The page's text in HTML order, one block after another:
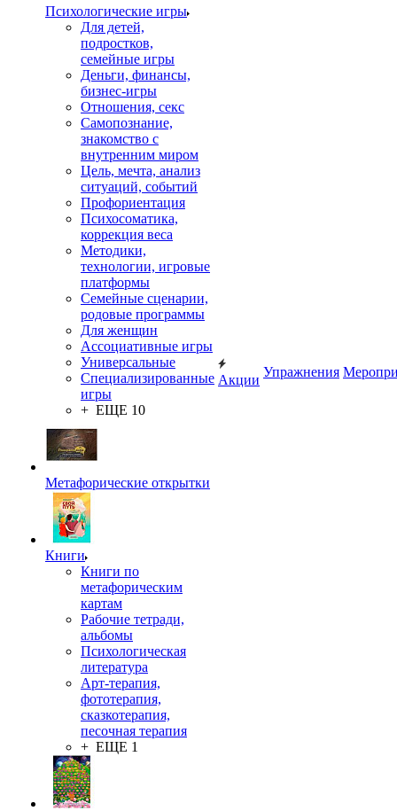
Психологические игры
Для детей,
подростков,
семейные игры
Деньги, финансы,
бизнес-игры
Отношения, секс
Самопознание,
знакомство с
внутренним миром
Цель, мечта, анализ
ситуаций, событий
Профориентация
Психосоматика,
коррекция веса
Методики,
технологии, игровые
платформы
Семейные сценарии,
родовые программы
Для женщин
Ассоциативные игры
Универсальные
Специализированные
игры
+ ЕЩЕ 10
Метафорические открытки
Книги
Книги по
метафорическим
картам
Рабочие тетради,
альбомы
Психологическая
литература
Арт-терапия,
фототерапия,
сказкотерапия,
песочная терапия
+ ЕЩЕ 1
Акции
Упражнения